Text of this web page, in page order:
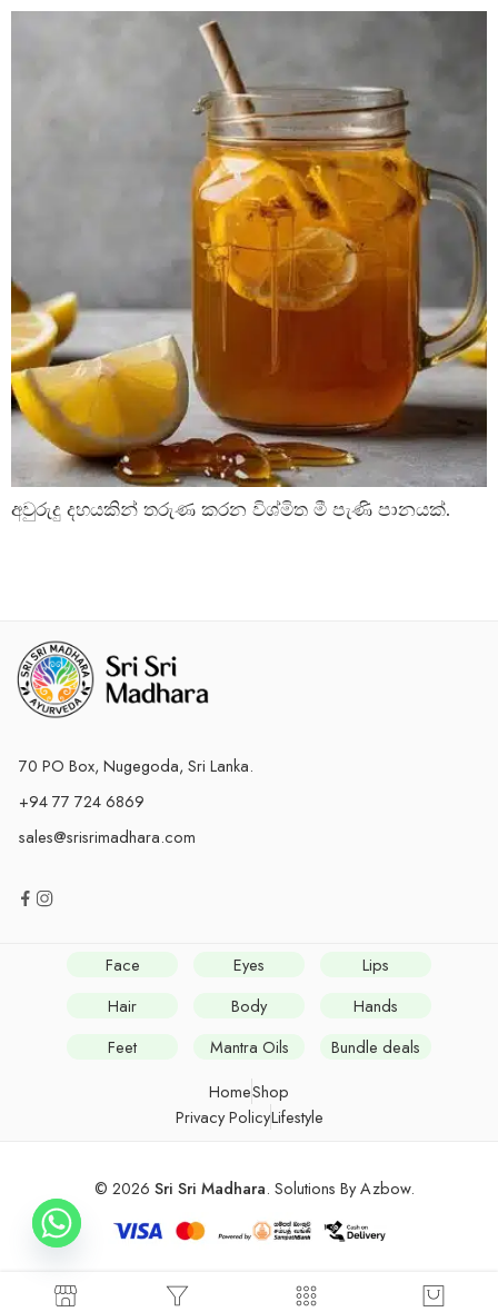
අවුරුදු දහයකින් තරුණ කරන විශ්මිත මී පැණි පානයක්.
70 PO Box, Nugegoda, Sri Lanka.
+94 77 724 6869
sales@srisrimadhara.com
Face Eyes
Lips
Hair
Body
Hands
Feet
Mantra Oils
Bundle deals
HomeShop
Privacy PolicyLifestyle
© 2026 Sri Sri Madhara. Solutions ByAzbow.